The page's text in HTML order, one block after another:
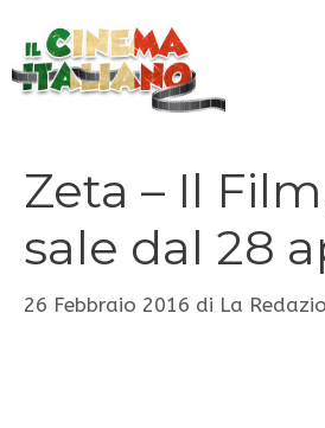
contenuto
Zeta – Il
sale dal 28
26 Febbraio 2016 di La